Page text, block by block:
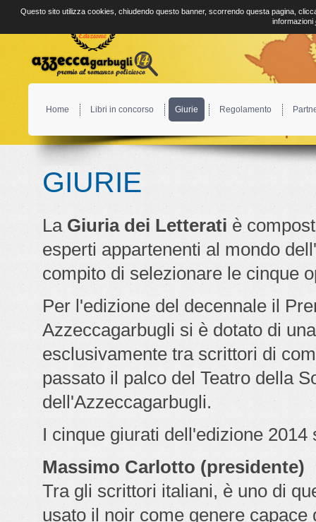
Home Libri in concorso Giurie Regolamento
GIURIE
La Giuria dei Letterati è
esperti appartenenti al mondo
compito di selezionare le cinque
Per l'edizione del decennale il
Azzeccagarbugli si è dotato di
esclusivamente tra scrittori di
passato il palco del Teatro della
dell'Azzeccagarbugli.
I cinque giurati dell'edizione 2014
Massimo Carlotto (presidente)
Tra gli scrittori italiani, è uno di
usato il noir come genere
Questo sito utilizza cookies, chiudendo questo banner, scorrendo questa pagina,
informazioni